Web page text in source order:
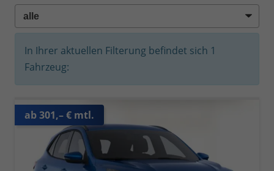
In Ihrer aktuellen Filterung befindet sich 1
Fahrzeug:
ab 301,– € mtl.